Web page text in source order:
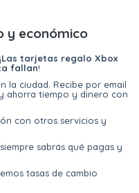
y económico
Las tarjetas regalo Xbox
fallan!
la ciudad. Recibe por email
y ahorra tiempo y dinero con
con otros servicios y
sabrás qué pagas y
tasas de cambio